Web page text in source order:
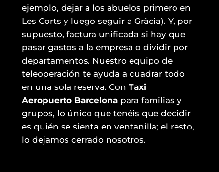
ejemplo, dejar a los abuelos primero en
Les Corts y luego seguir a Gràcia). Y, por
supuesto, factura unificada si hay que
pasar gastos a la empresa o dividir por
departamentos. Nuestro equipo de
teleoperación te ayuda a cuadrar todo
en una sola reserva. Con Taxi
Aeropuerto Barcelonapara familias y
grupos, lo único que tenéis que decidir
es quién se sienta en ventanilla; el resto,
lo dejamos cerrado nosotros.